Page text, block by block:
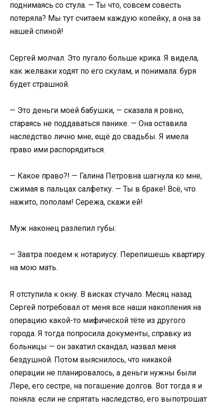
поднимаясь со стула. — Ты что, совсем совесть
потеряла? Мы тут считаем каждую копейку, а она за
нашей спиной!
Сергей молчал. Это пугало больше крика. Я видела,
как желваки ходят по его скулам, и понимала: буря
будет страшной.
— Это деньги моей бабушки, — сказала я ровно,
стараясь не поддаваться панике. — Она оставила
наследство лично мне, ещё до свадьбы. Я имела
право ими распорядиться.
— Какое право?! — Галина Петровна шагнула ко мне,
сжимая в пальцах салфетку. — Ты в браке! Всё, что
нажито, пополам! Сережа, скажи ей!
Муж наконец разлепил губы:
— Завтра поедем к нотариусу. Перепишешь квартиру
на мою мать.
Я отступила к окну. В висках стучало. Месяц назад
Сергей потребовал от меня все наши накопления на
операцию какой-то мифической тёте из другого
города. Я тогда попросила документы, справку из
больницы — он закатил скандал, назвал меня
бездушной. Потом выяснилось, что никакой
операции не планировалось, а деньги нужны были
Лере, его сестре, на погашение долгов. Вот тогда я и
поняла: если не спрятать наследство, его выпотрошат